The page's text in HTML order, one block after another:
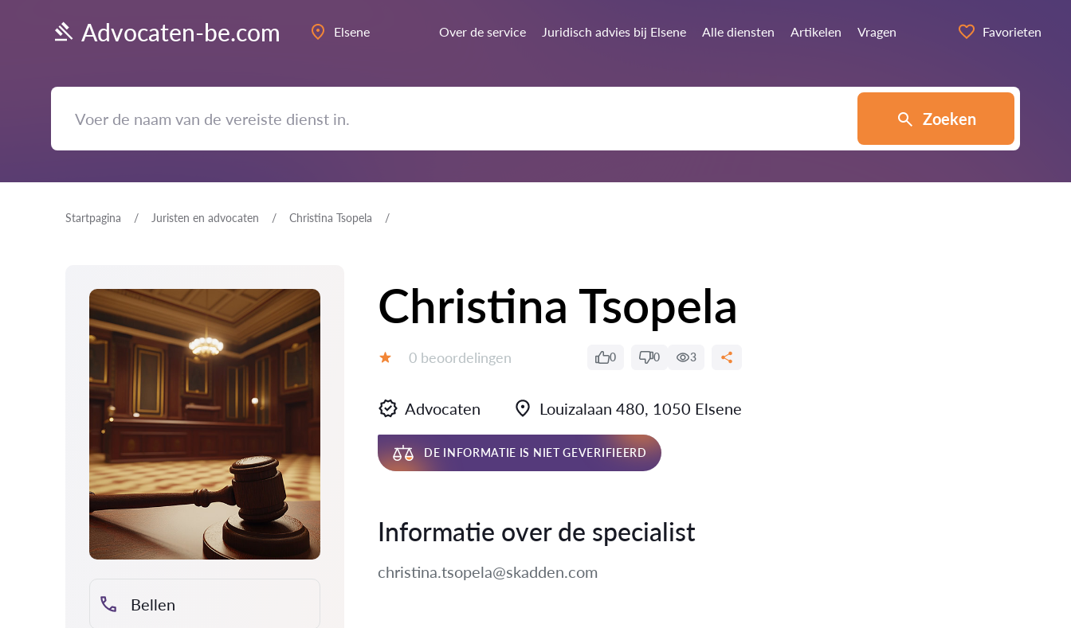
Advocaten-be.com Elsene Over de service Juridisch advies bij Elsene Alle diensten Artikelen Vragen Favorieten
Zoeken
Startpagina Juristen en advocaten Christina Tsopela
Bellen
Christina Tsopela
Beoordelingen:
0 beoordelingen 0 0 3
Advocaten Louizalaan 480, 1050 Elsene
DE INFORMATIE IS NIET GEVERIFIEERD
Informatie over de specialist
christina.tsopela@skadden.com